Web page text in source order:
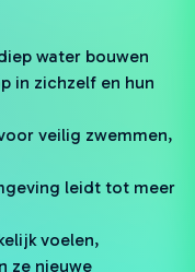
water bouwen
in zichzelf en hun
veilig zwemmen,
leidt tot meer
voelen,
ze nieuwe